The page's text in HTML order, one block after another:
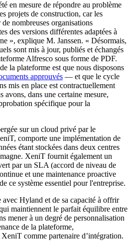
en mesure de répondre au problème
projets de construction, car les
nombreuses organisations
des versions différentes adaptées à
», explique M. Janssen. « Désormais,
sont mis à jour, publiés et échangés
Alfresco sous forme de PDF.
la plateforme est que nous disposons
approuvés — et que le cycle
mis en place est contractuellement
avons, dans une certaine mesure,
spécifique pour la
sur un cloud privé par le
comporte une implémentation de
étant stockées dans deux centres
XeniT fournit également un
par un SLA (accord de niveau de
et une maintenance proactive
ce système essentiel pour l'entreprise.
avec Hyland et de sa capacité à offrir
maintiennent le parfait équilibre entre
mener à un degré de personnalisation
de la plateforme,
comme partenaire d’intégration.